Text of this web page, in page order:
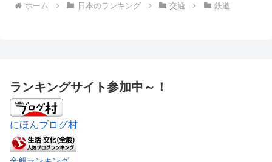
ホーム 日本のランキング 交通 鉄道
ランキングサイト参加中～！
にほんブログ村